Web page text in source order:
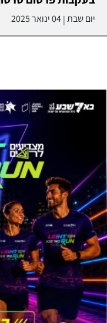
יום שבת|04 ינואר 2025